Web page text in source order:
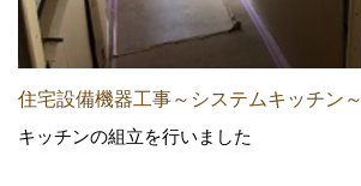
住宅設備機器工事～システムキッチン～
キッチンの組立を行いました